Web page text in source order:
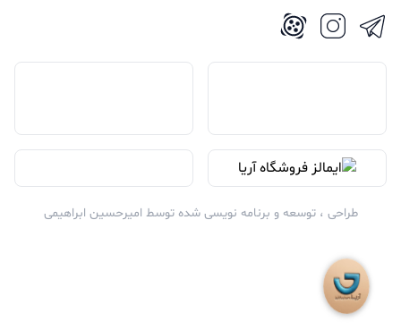
طراحی ، توسعه و برنامه نویسی شده توسط امیرحسین ابراهیمی